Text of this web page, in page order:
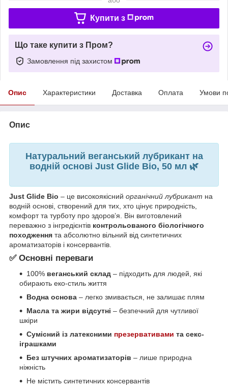
Купити з
Що таке купити з Пром?
Замовлення під захистом
Опис Характеристики Доставка Оплата Умови
Опис
Натуральний веганський лубрикант на
водній основі Just Glide Bio, 50 мл 🌿
Just Glide Bio – це високоякісний органічний лубрикант на
водній основі, створений для тих, хто цінує природність,
комфорт та турботу про здоров’я. Він виготовлений
переважно з інгредієнтів контрольованого біологічного
походження та абсолютно вільний від синтетичних
ароматизаторів і консервантів.
✅ Основні переваги
100% веганський склад – підходить для людей, які
обирають еко-стиль життя
Водна основа – легко змивається, не залишає плям
Масла та жири відсутні – безпечний для чутливої
шкіри
Сумісний із латексними презервативами та секс-
іграшками
Без штучних ароматизаторів – лише природна
ніжність
Не містить синтетичних консервантів